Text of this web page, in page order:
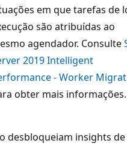
em que tarefas de
são atribuídas ao
agendador. Consulte
2019 Intelligent
- Worker
obter mais informações.
desbloqueiam insights de